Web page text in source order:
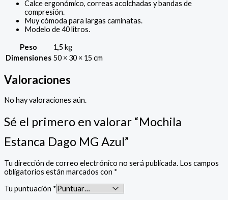
Calce ergonómico, correas acolchadas y bandas de
compresión.
Muy cómoda para largas caminatas.
Modelo de 40 litros.
Peso
1,5 kg
Dimensiones 50 × 30 × 15 cm
Valoraciones
No hay valoraciones aún.
Sé el primero en valorar “Mochila
Estanca Dago MG Azul”
Tu dirección de correo electrónico no será publicada. Los campos
obligatorios están marcados con *
Tu puntuación *